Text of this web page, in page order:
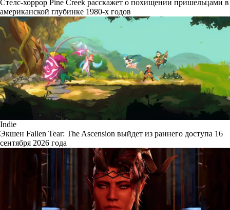
Стелс-хоррор Pine Creek расскажет о похищении пришельцами в
американской глубинке 1980-х годов
Indie
Экшен Fallen Tear: The Ascension выйдет из раннего доступа 16
сентября 2026 года